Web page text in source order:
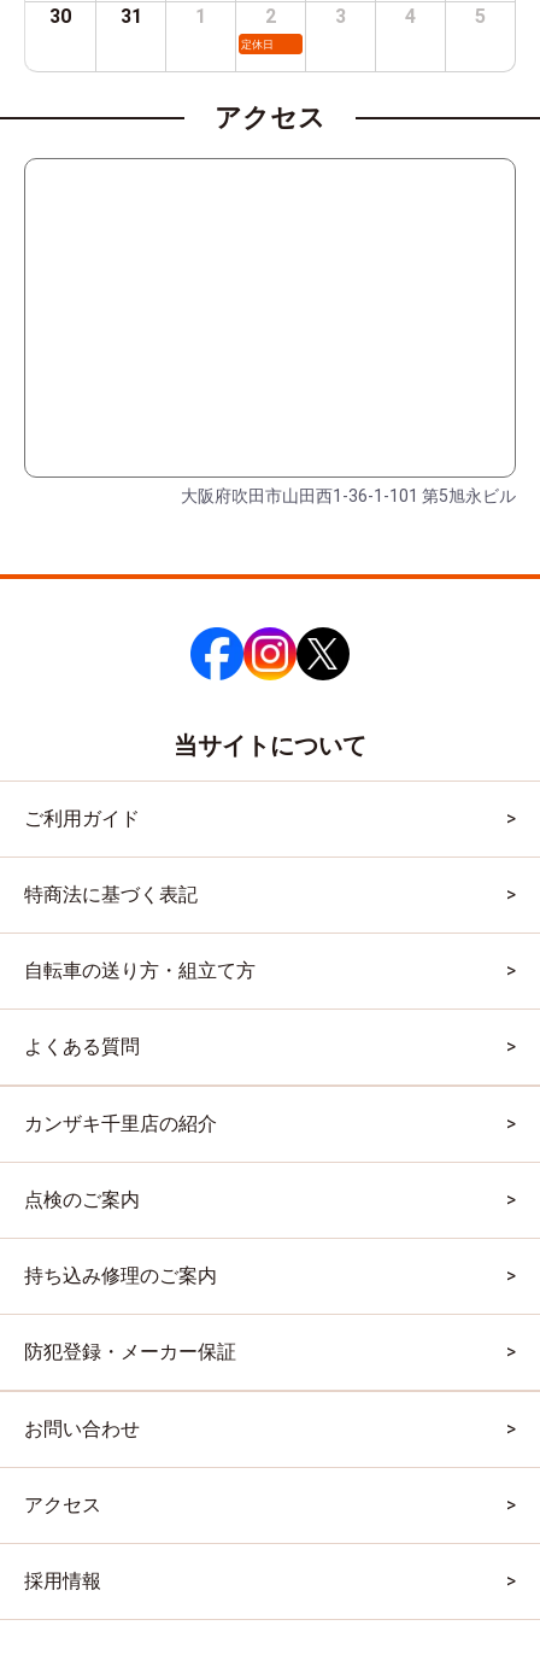
30 31 1 2
定休日
3 4 5
アクセス
大阪府吹田市山田西1-36-1-101 第5旭永ビル
当サイトについて
ご利用ガイド
特商法に基づく表記
自転車の送り方・組立て方
よくある質問
カンザキ千里店の紹介
点検のご案内
持ち込み修理のご案内
防犯登録・メーカー保証
お問い合わせ
アクセス
採用情報